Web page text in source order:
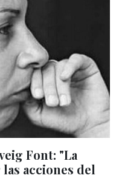
Font: "La
acciones del